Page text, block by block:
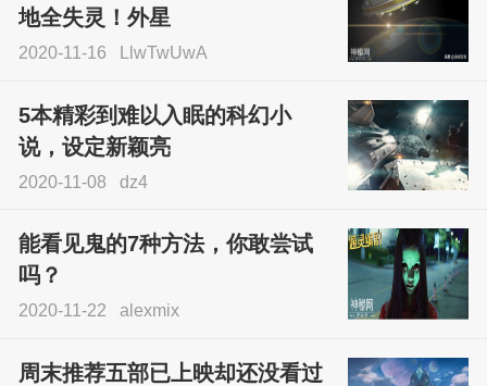
地全失灵！外星
2020-11-16 LlwTwUwA
5本精彩到难以入眠的科幻小
说，设定新颖亮
2020-11-08 dz4
能看见鬼的7种方法，你敢尝试
吗？
2020-11-22 alexmix
周末推荐五部已上映却还没看过